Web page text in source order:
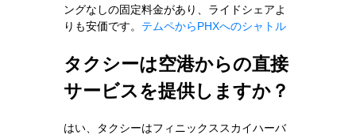
ングなしの固定料金があり、ライドシェアよ
りも安価です。 テムペからPHXへのシャトル
タクシーは空港からの直接
サービスを提供しますか？
はい、タクシーはフィニックススカイハーバ